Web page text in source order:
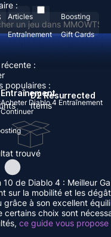
:
populaires :
D2 Resurrected
Items
trouvé
Articles
Boosting
Entraînement Gift Cards
:
Entraînement
Acheter Diablo 4 Entraînement
Continuer
de Diablo 4 : Meilleur
sur la mobilité et les
à son excellent
choix sont
ce guide vous